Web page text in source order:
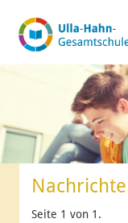
Seite 1 von 1.